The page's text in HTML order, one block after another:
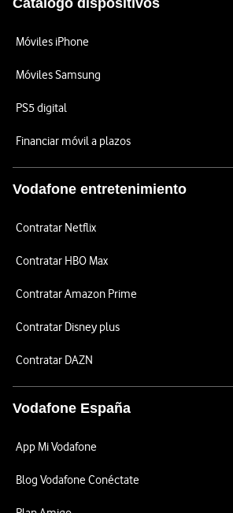
Catálogo dispositivos
Móviles iPhone
Móviles Samsung
PS5 digital
Financiar móvil a plazos
Vodafone entretenimiento
Contratar Netflix
Contratar HBO Max
Contratar Amazon Prime
Contratar Disney plus
Contratar DAZN
Vodafone España
App Mi Vodafone
Blog Vodafone Conéctate